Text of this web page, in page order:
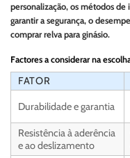
personalização, os métodos de
garantir a segurança, o
comprar relva para ginásio.
Factores a considerar na
FATOR
Durabilidade e garantia
Resistência à aderência
e ao deslizamento